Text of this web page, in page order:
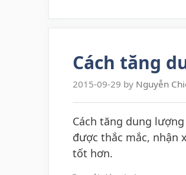
Cách tăng
2015-09-29 by Nguyễn
Cách tăng dung
được thắc mắc, nhận
tốt hơn.